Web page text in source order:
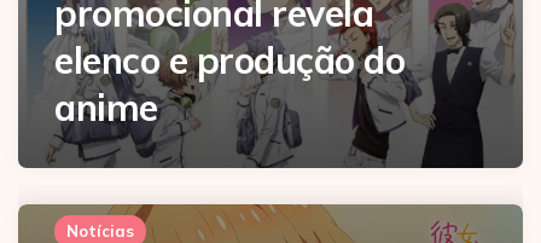
promocional revela
elenco e produção do
anime
Notícias